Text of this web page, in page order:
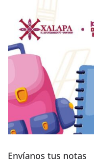
Envíanos tus notas